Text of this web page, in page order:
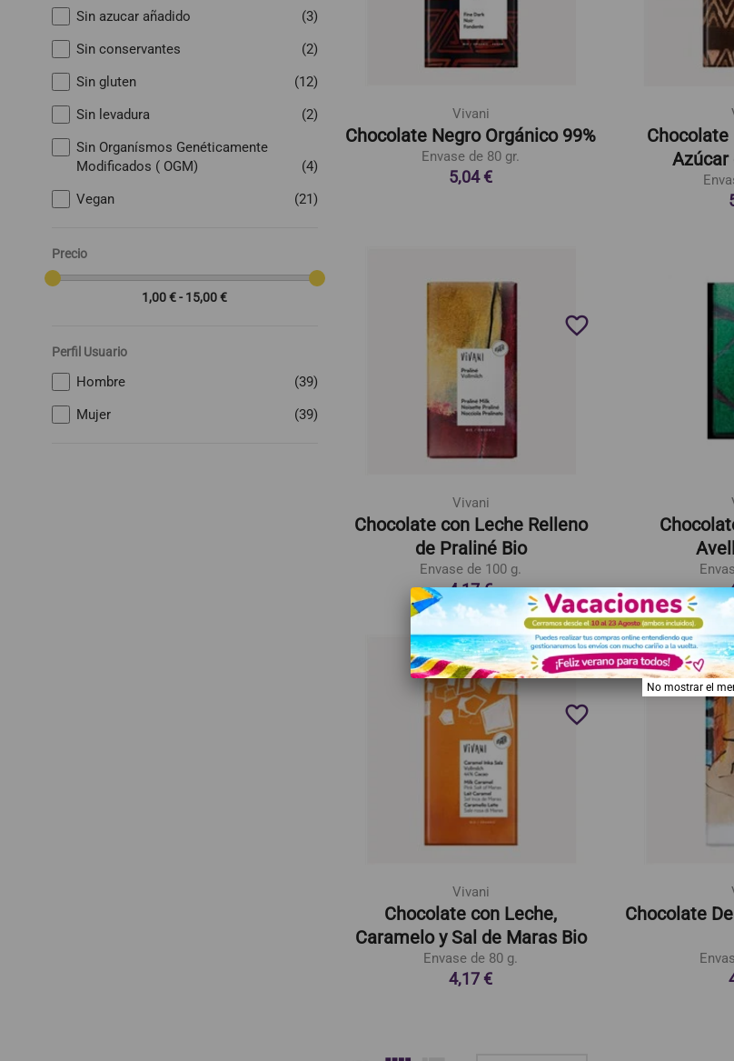
Sin azucar añadido
(3)
Sin conservantes
(2)
Sin gluten
(12)
Sin levadura
(2)
Sin Organísmos Genéticamente
Modificados ( OGM)
(4)
Vegan
(21)
Precio
1,00 € - 15,00 €
Perfil Usuario
Hombre
(39)
Mujer
(39)
Vivani
Chocolate Negro Orgánico 99%
Envase de 80 gr.
5,04 €
Chocolate
Azúcar
Vivani
Chocolate con Leche Relleno
de Praliné Bio
Envase de 100 g.
4,17 €
favorite_border
Vivani
Chocolate con Leche,
Caramelo y Sal de Maras Bio
Envase de 80 g.
4,17 €
favorite_border
Chocolate
.
No mostrar el